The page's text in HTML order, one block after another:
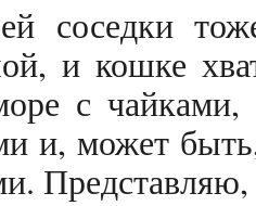
соседки
и кошке
с
и, может